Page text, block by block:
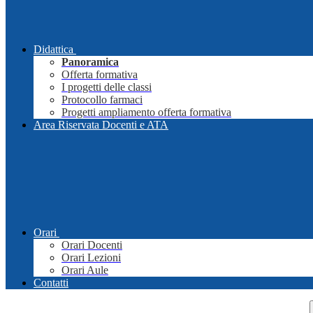
Didattica
Panoramica
Offerta formativa
I progetti delle classi
Protocollo farmaci
Progetti ampliamento offerta formativa
Area Riservata Docenti e ATA
Orari
Orari Docenti
Orari Lezioni
Orari Aule
Contatti